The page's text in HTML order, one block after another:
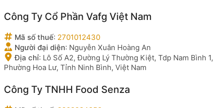
Công Ty Cổ Phần Vafg Việt Nam
Mã số thuế: 2701012430
Người đại diện: Nguyễn Xuân Hoàng An
Địa chỉ: Lô Số A2, Đường Lý Thường Kiệt, Tdp Nam Bình 1,
Phường Hoa Lư, Tỉnh Ninh Bình, Việt Nam
Công Ty TNHH Food Senza